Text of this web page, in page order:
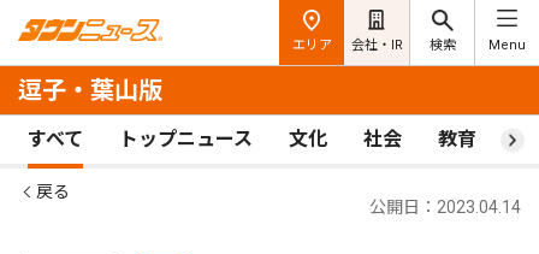
エリア 会社・IR 検索 Menu
逗子・葉山版
すべて トップニュース 文化 社会 教育 ス
戻る
公開日：2023.04.14